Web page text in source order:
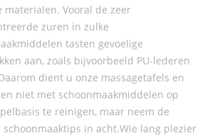
materialen. Vooral de zeer
zuren in zulke
tasten gevoelige
aan, zoals bijvoorbeeld PU-lederen
dient u onze massagetafels en
niet met schoonmaakmiddelen op
te reinigen, maar neem de
schoonmaaktips in acht.Wie lang plezier